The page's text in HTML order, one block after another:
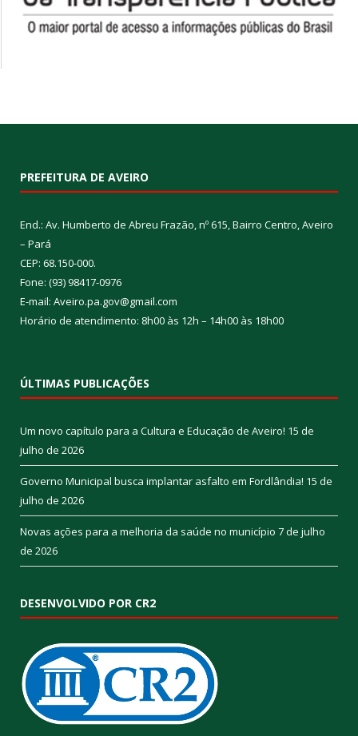
PREFEITURA DE AVEIRO
End.: Av. Humberto de Abreu Frazão, nº 615, Bairro Centro, Aveiro
– Pará
CEP: 68.150-000.
Fone: (93) 98417-0976
E-mail: Aveiro.pa.gov@gmail.com
Horário de atendimento: 8h00 às 12h – 14h00 às 18h00
ÚLTIMAS PUBLICAÇÕES
Um novo capítulo para a Cultura e Educação de Aveiro! 15 de
julho de 2026
Governo Municipal busca implantar asfalto em Fordlândia! 15 de
julho de 2026
Novas ações para a melhoria da saúde no município 7 de julho
de 2026
DESENVOLVIDO POR CR2